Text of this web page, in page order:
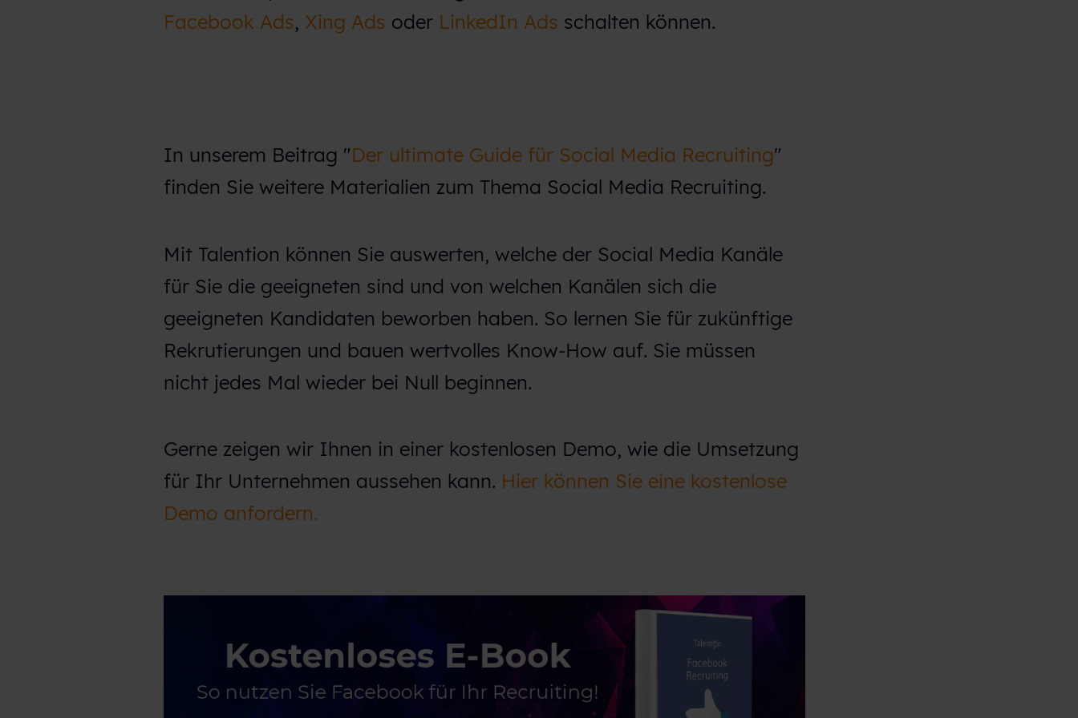
h
Facebook Ads, Xing Ads oder LinkedIn Ads schalten können.
In unserem Beitrag "Der ultimate Guide für Social Media Recruiting"
finden Sie weitere Materialien zum Thema Social Media Recruiting.
Mit Talention können Sie auswerten, welche der Social Media Kanäle
für Sie die geeigneten sind und von welchen Kanälen sich die
geeigneten Kandidaten beworben haben. So lernen Sie für zukünftige
Rekrutierungen und bauen wertvolles Know-How auf. Sie müssen
nicht jedes Mal wieder bei Null beginnen.
Gerne zeigen wir Ihnen in einer kostenlosen Demo, wie die Umsetzung
für Ihr Unternehmen aussehen kann. Hier können Sie eine kostenlose
Demo anfordern.